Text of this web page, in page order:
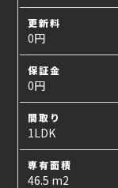
更新料
0円
保証金
0円
間取り
1LDK
専有面積
46.5 m2